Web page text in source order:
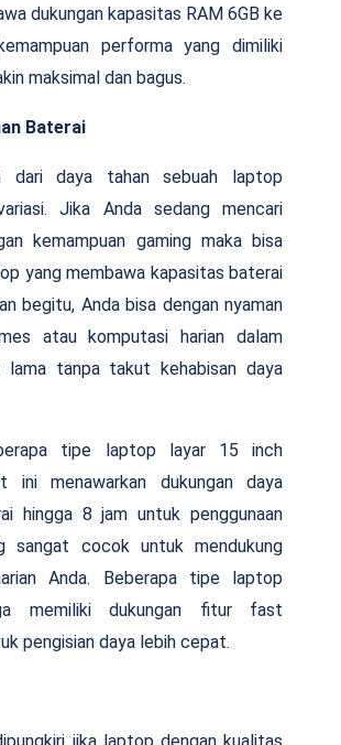
dukungan kapasitas RAM 6GB ke
performa yang dimiliki
maksimal dan bagus.
Baterai
dari daya tahan sebuah laptop
Jika Anda sedang mencari
kemampuan gaming maka bisa
yang membawa kapasitas baterai
begitu, Anda bisa dengan nyaman
atau komputasi harian dalam
lama tanpa takut kehabisan daya
tipe laptop layar 15 inch
ini menawarkan dukungan daya
hingga 8 jam untuk penggunaan
sangat cocok untuk mendukung
Anda. Beberapa tipe laptop
memiliki dukungan fitur fast
pengisian daya lebih cepat.